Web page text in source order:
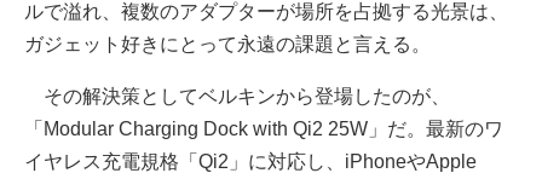
ルで溢れ、複数のアダプターが場所を占拠する光景は、
ガジェット好きにとって永遠の課題と言える。
その解決策としてベルキンから登場したのが、
「Modular Charging Dock with Qi2 25W」だ。最新のワ
イヤレス充電規格「Qi2」に対応し、iPhoneやApple